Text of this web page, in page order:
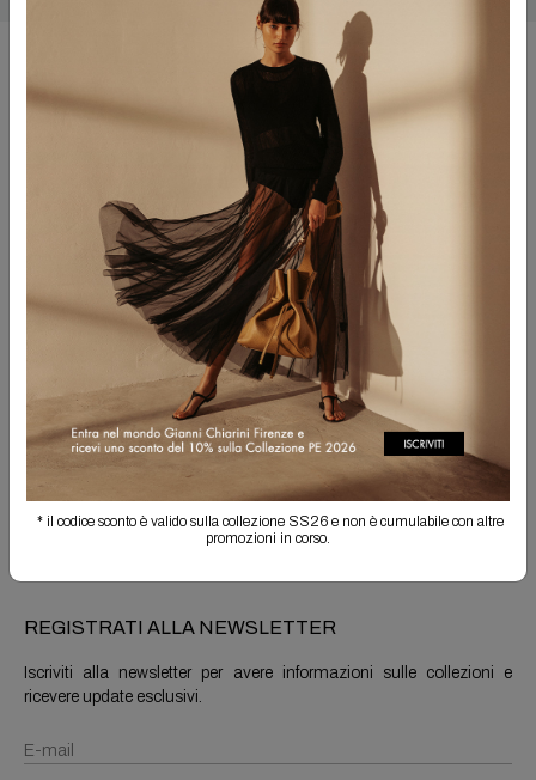
CINTURA IN PELLE 3,5 CM
$ 235.00
Seleziona taglia
Spedizione Gratuita
Il reso è sempre gratuito
Info prodotto
Spedizioni e resi
REGISTRATI ALLA NEWSLETTER
Iscriviti alla newsletter per avere informazioni sulle collezioni e
ricevere update esclusivi.
* il codice sconto è valido sulla collezione SS26 e non è cumulabile con altre
promozioni in corso.